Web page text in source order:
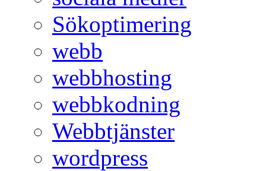
Sökoptimering
webb
webbhosting
webbkodning
Webbtjänster
wordpress